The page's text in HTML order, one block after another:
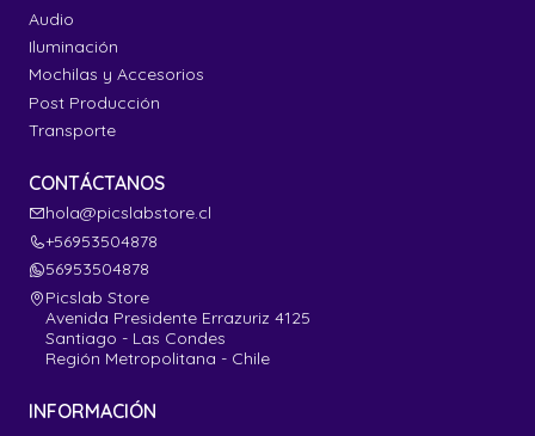
Audio
Iluminación
Mochilas y Accesorios
Post Producción
Transporte
CONTÁCTANOS
hola@picslabstore.cl
+56953504878
56953504878
Picslab Store
Avenida Presidente Errazuriz 4125
Santiago - Las Condes
Región Metropolitana - Chile
INFORMACIÓN